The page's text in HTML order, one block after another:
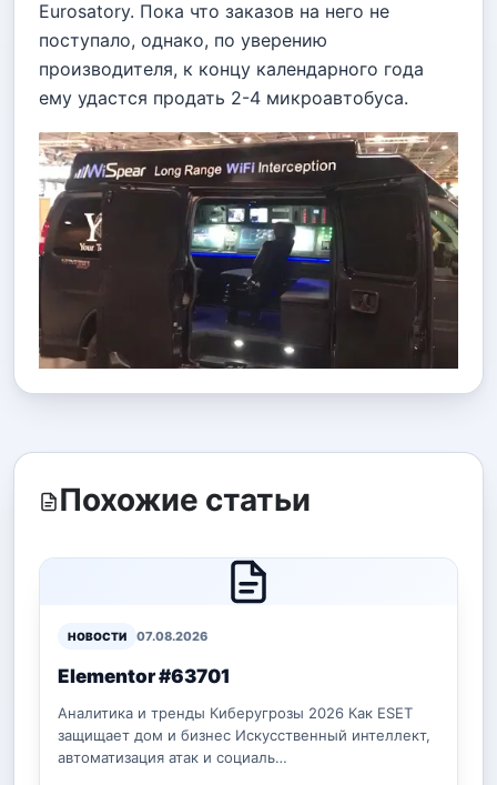
Eurosatory. Пока что заказов на него не
поступало, однако, по уверению
производителя, к концу календарного года
ему удастся продать 2-4 микроавтобуса.
Похожие статьи
НОВОСТИ 07.08.2026
Elementor #63701
Аналитика и тренды Киберугрозы 2026 Как ESET
защищает дом и бизнес Искусственный интеллект,
автоматизация атак и социаль…